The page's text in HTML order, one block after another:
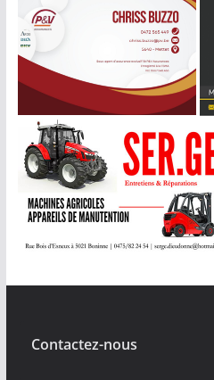
Contactez-nous